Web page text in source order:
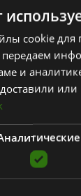
cookie для
и
или